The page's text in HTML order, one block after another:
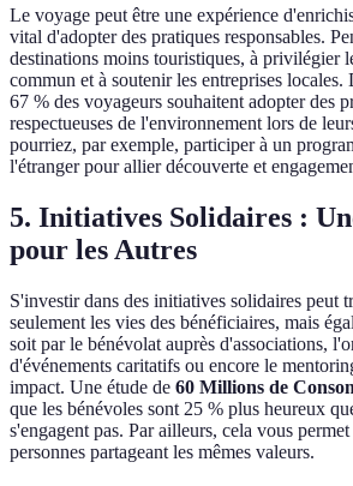
Le voyage peut être une expérience
vital d'adopter des pratiques responsables.
destinations moins touristiques, à privilégier
commun et à soutenir les entreprises locales.
67 % des voyageurs souhaitent adopter des
respectueuses de l'environnement lors de
pourriez, par exemple, participer à un
l'étranger pour allier découverte et
5. Initiatives Solidaires :
pour les Autres
S'investir dans des initiatives solidaires peut
seulement les vies des bénéficiaires, mais
soit par le bénévolat auprès d'associations,
d'événements caritatifs ou encore le
impact. Une étude de 60 Millions de
que les bénévoles sont 25 % plus heureux
s'engagent pas. Par ailleurs, cela vous
personnes partageant les mêmes valeurs.